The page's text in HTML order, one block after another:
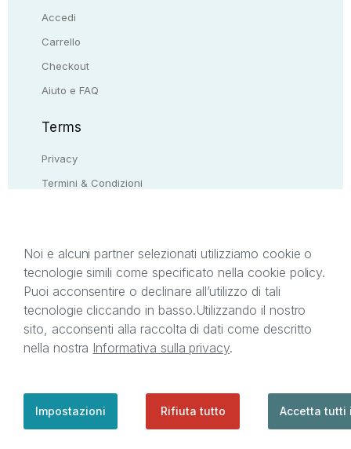
Accedi
Carrello
Checkout
Aiuto e FAQ
Terms
Privacy
Termini & Condizioni
Il presente sito web è di proprietà di StreetLib S.r.l.
C.F. e P.IVA 05338720963. StreetLib S.r.l. è
titolare di tutti i diritti di proprietà intellettuale
afferenti ai marchi, loghi e segni distintivi presenti
sul sito web. Si invita l’utente a prendere visione
support@streetlib.com
Noi e alcuni partner selezionati utilizziamo cookie o
tecnologie simili come specificato nella cookie policy.
Puoi acconsentire o declinare all’utilizzo di tali
tecnologie cliccando in basso.Utilizzando il nostro
sito, acconsenti alla raccolta di dati come descritto
nella nostra Informativa sulla privacy.
Impostazioni Rifiuta tutto Accetta tutti